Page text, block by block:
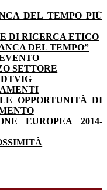
DEL TEMPO PIÙ
DI RICERCA ETICO
DEL TEMPO”
SETTORE
OPPORTUNITÀ DI
EUROPEA 2014-